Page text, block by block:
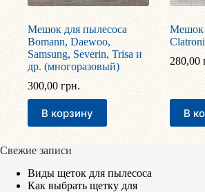
Мешок для пылесоса
Bomann, Daewoo,
Samsung, Severin, Trisa и
др. (многоразовый)
300,00 грн.
В корзину
Мешок
280,00
В
Свежие записи
Виды щеток для пылесоса
Как выбрать щетку для